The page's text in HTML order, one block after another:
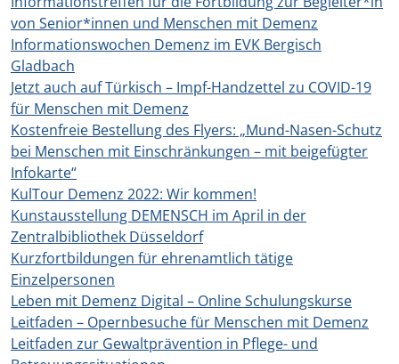
von Senior*innen und Menschen mit Demenz
Informationswochen Demenz im EVK Bergisch
Gladbach
Jetzt auch auf Türkisch – Impf-Handzettel zu COVID-19
für Menschen mit Demenz
Kostenfreie Bestellung des Flyers: „Mund-Nasen-Schutz
bei Menschen mit Einschränkungen – mit beigefügter
Infokarte“
KulTour Demenz 2022: Wir kommen!
Kunstausstellung DEMENSCH im April in der
Zentralbibliothek Düsseldorf
Kurzfortbildungen für ehrenamtlich tätige
Einzelpersonen
Leben mit Demenz Digital – Online Schulungskurse
Leitfaden – Opernbesuche für Menschen mit Demenz
Leitfaden zur Gewaltprävention in Pflege- und